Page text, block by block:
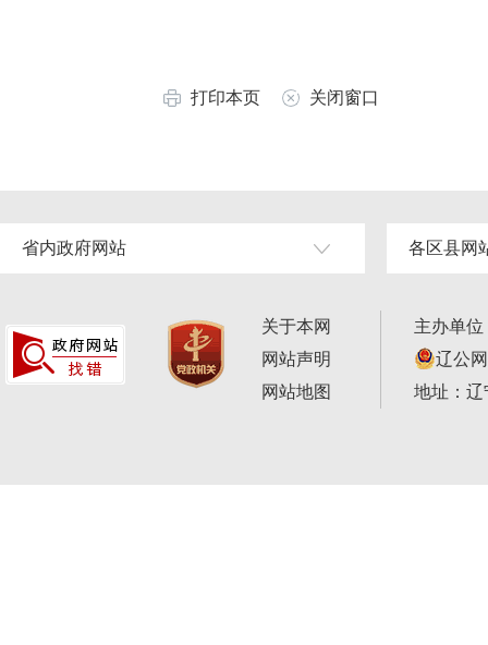
打印本页 关闭窗口
省内政府网站 各区县网
关于本网
网站声明
网站地图
主办单
辽公
地址：辽